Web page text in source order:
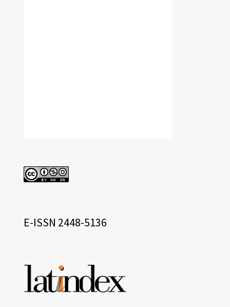
cc
eissn
E-ISSN 2448-5136
Base
de
datos